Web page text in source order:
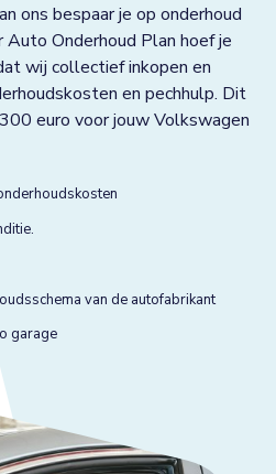
ons bespaar je op onderhoud
Onderhoud Plan hoef je
wij collectief inkopen en
en pechhulp. Dit
euro voor jouw Volkswagen
van de autofabrikant
garage